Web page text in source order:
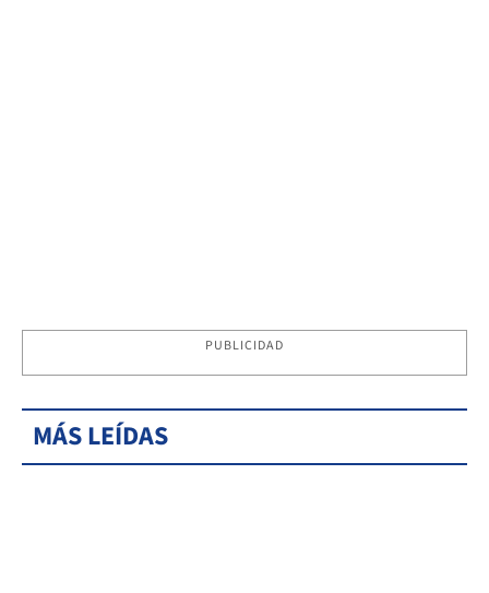
PUBLICIDAD
MÁS LEÍDAS